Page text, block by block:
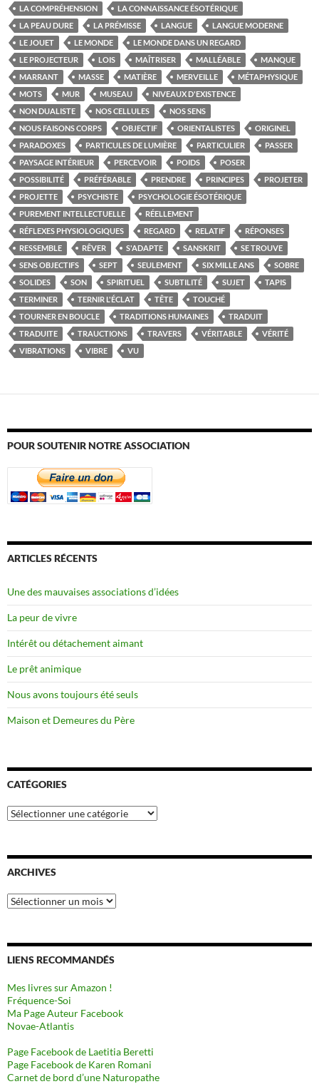
LA COMPRÉHENSION
LA CONNAISSANCE ÉSOTÉRIQUE
LA PEAU DURE
LA PRÉMISSE LANGUE
LANGUE MODERNE
LE JOUET
LE MONDE
LE MONDE DANS UN REGARD
LE PROJECTEUR
LOIS MAÎTRISER MALLÉABLE
MANQUE
MARRANT
MASSE MATIÈRE MERVEILLE
MÉTAPHYSIQUE
MOTS
MUR MUSEAU
NIVEAUX D'EXISTENCE
NON DUALISTE
NOS CELLULES
NOS SENS
NOUS FAISONS CORPS
OBJECTIF ORIENTALISTES
ORIGINEL
PARADOXES
PARTICULES DE LUMIÈRE PARTICULIER
PASSER
PAYSAGE INTÉRIEUR
PERCEVOIR POIDS
POSER
POSSIBILITÉ
PRÉFÉRABLE PRENDRE PRINCIPES
PROJETER
PROJETTE
PSYCHISTE
PSYCHOLOGIE ÉSOTÉRIQUE
PUREMENT INTELLECTUELLE
RÉELLEMENT
RÉFLEXES PHYSIOLOGIQUES
REGARD RELATIF
RÉPONSES
RESSEMBLE
RÊVER S'ADAPTE SANSKRIT
SE TROUVE
SENS OBJECTIFS
SEPT SEULEMENT SIX MILLE ANS
SOBRE
SOLIDES
SON SPIRITUEL SUBTILITÉ SUJET
TAPIS
TERMINER
TERNIR L'ÉCLAT TÊTE
TOUCHÉ
TOURNER EN BOUCLE
TRADITIONS HUMAINES
TRADUIT
TRADUITE
TRAUCTIONS TRAVERS VÉRITABLE
VÉRITÉ
VIBRATIONS
VIBRE VU
POUR SOUTENIR NOTRE ASSOCIATION
ARTICLES RÉCENTS
Une des mauvaises associations d’idées
La peur de vivre
Intérêt ou détachement aimant
Le prêt animique
Nous avons toujours été seuls
Maison et Demeures du Père
CATÉGORIES
Catégories
ARCHIVES
Archives
LIENS RECOMMANDÉS
Mes livres sur Amazon !
Fréquence-Soi
Ma Page Auteur Facebook
Novae-Atlantis
Page Facebook de Laetitia Beretti
Page Facebook de Karen Romani
Carnet de bord d’une Naturopathe